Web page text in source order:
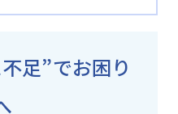
足”でお困り